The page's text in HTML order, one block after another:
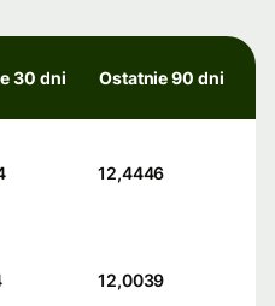
30 dni Ostatnie 90 dni
12,4446
12,0039